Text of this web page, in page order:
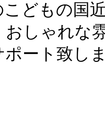
どもの国
おしゃれな
ート致し